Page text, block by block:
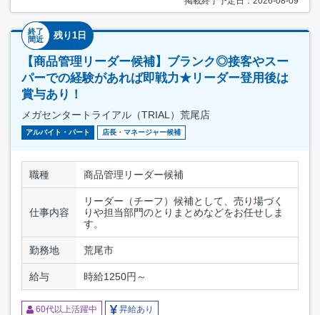
終了
間近
残り1日
【商品管理リーダー候補】ブランク◎接客やスー
パーでの経験があれば即戦力★リーダー登用後は
賞与あり！
メガセンタートライアル（TRIAL）荒尾店
アルバイト・パート 店長・マネージャー候補
職種 商品管理リーダー候補
仕事内容
リーダー（チーフ）候補として、売り場づく
りや担当部門のとりまとめなどをお任せしま
す。
勤務地 荒尾市
給与 時給1250円～
60代以上活躍中 昇給あり